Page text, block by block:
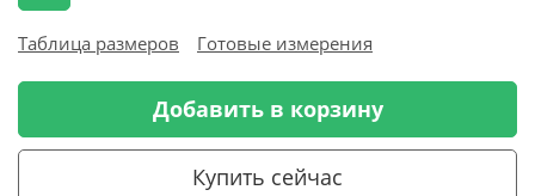
Таблица размеров Готовые измерения
Добавить в корзину
Купить сейчас